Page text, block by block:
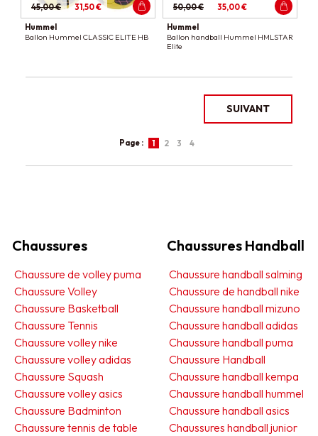
45,00 € 31,50 €
Hummel
Ballon Hummel CLASSIC ELITE HB
50,00 € 35,00 €
Hummel
Ballon handball Hummel HMLSTAR
Elite
SUIVANT
Page : 1 2 3 4
Chaussures
Chaussure de volley puma
Chaussure Volley
Chaussure Basketball
Chaussure Tennis
Chaussure volley nike
Chaussure volley adidas
Chaussure Squash
Chaussure volley asics
Chaussure Badminton
Chaussure tennis de table
Chaussures Handball
Chaussure handball salming
Chaussure de handball nike
Chaussure handball mizuno
Chaussure handball adidas
Chaussure handball puma
Chaussure Handball
Chaussure handball kempa
Chaussure handball hummel
Chaussure handball asics
Chaussures handball junior